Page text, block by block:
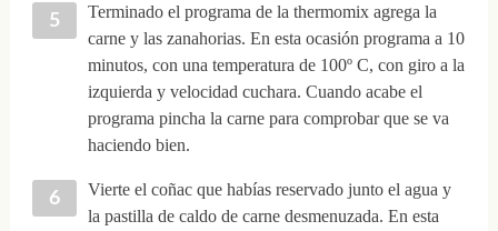
Terminado el programa de la thermomix agrega la
carne y las zanahorias. En esta ocasión programa a 10
minutos, con una temperatura de 100º C, con giro a la
izquierda y velocidad cuchara. Cuando acabe el
programa pincha la carne para comprobar que se va
haciendo bien.
Vierte el coñac que habías reservado junto el agua y
la pastilla de caldo de carne desmenuzada. En esta